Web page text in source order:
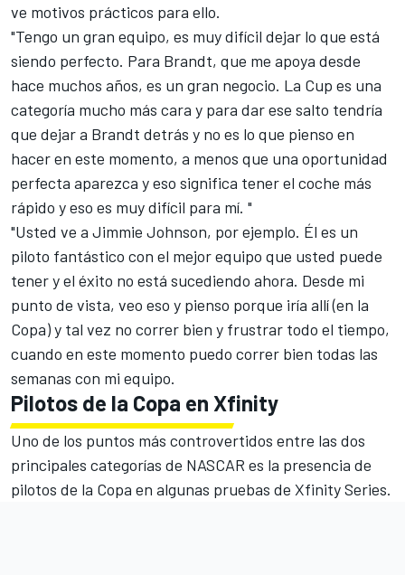
ve motivos prácticos para ello.
"Tengo un gran equipo, es muy difícil dejar lo que está
siendo perfecto. Para Brandt, que me apoya desde
hace muchos años, es un gran negocio. La Cup es una
categoría mucho más cara y para dar ese salto tendría
que dejar a Brandt detrás y no es lo que pienso en
hacer en este momento, a menos que una oportunidad
perfecta aparezca y eso significa tener el coche más
rápido y eso es muy difícil para mí. "
"Usted ve a Jimmie Johnson, por ejemplo. Él es un
piloto fantástico con el mejor equipo que usted puede
tener y el éxito no está sucediendo ahora. Desde mi
punto de vista, veo eso y pienso porque iría allí (en la
Copa) y tal vez no correr bien y frustrar todo el tiempo,
cuando en este momento puedo correr bien todas las
semanas con mi equipo.
Pilotos de la Copa en Xfinity
Uno de los puntos más controvertidos entre las dos
principales categorías de NASCAR es la presencia de
pilotos de la Copa en algunas pruebas de Xfinity Series.